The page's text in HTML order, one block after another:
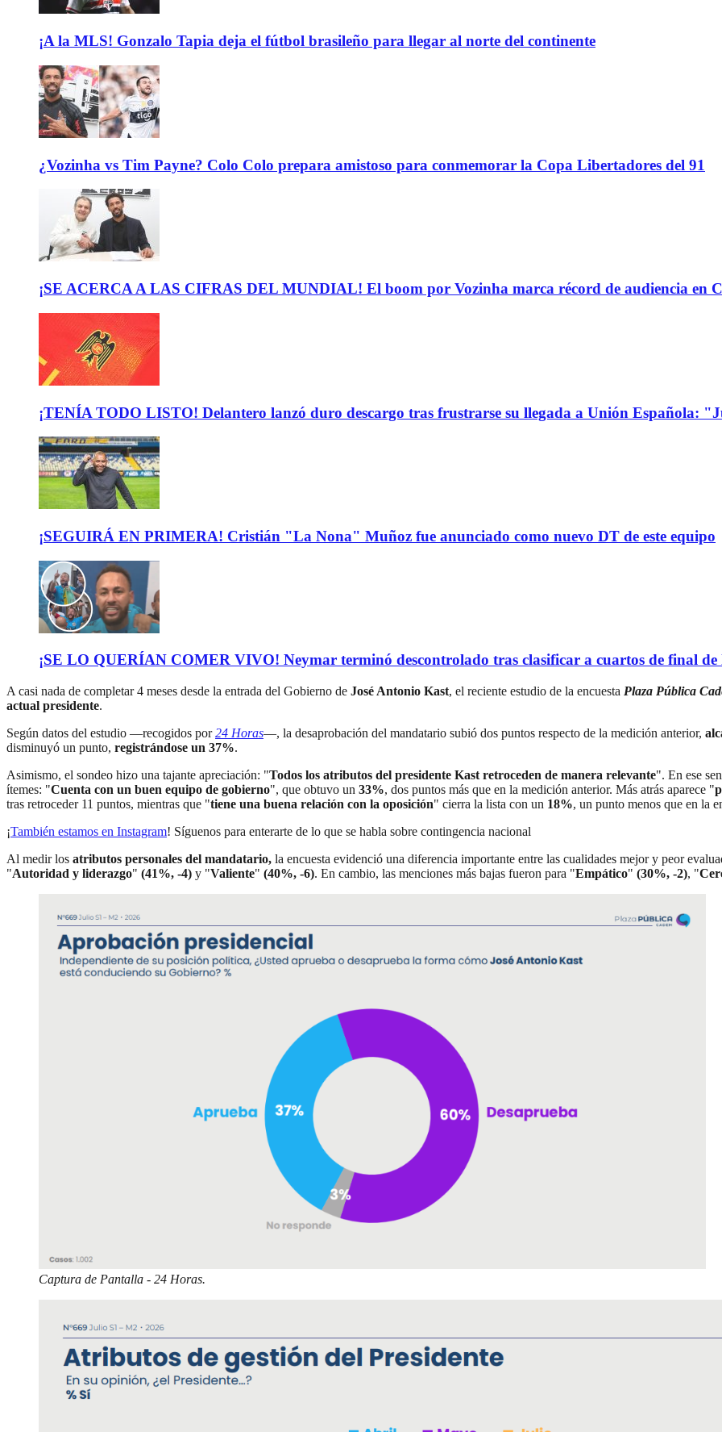
¡A la MLS! Gonzalo Tapia deja el fútbol brasileño para llegar al norte del continente
¿Vozinha vs Tim Payne? Colo Colo prepara amistoso para conmemorar la Copa Libertadores del 91
¡SE ACERCA A LAS CIFRAS DEL MUNDIAL! El boom por Vozinha marca récord de audiencia en
¡TENÍA TODO LISTO! Delantero lanzó duro descargo tras frustrarse su llegada a Unión Española:
¡SEGUIRÁ EN PRIMERA! Cristián "La Nona" Muñoz fue anunciado como nuevo DT de este equipo
¡SE LO QUERÍAN COMER VIVO! Neymar terminó descontrolado tras clasificar a cuartos de final de
A casi nada de completar 4 meses desde la entrada del Gobierno de José Antonio Kast, el reciente estudio de la encuesta Plaza Pública
actual presidente.
Según datos del estudio —recogidos por24 Horas—, la desaprobación del mandatario subió dos puntos respecto de la medición anterior,
disminuyó un punto, registrándose un 37%.
Asimismo, el sondeo hizo una tajante apreciación: "Todos los atributos del presidente Kast retroceden de manera relevante". En ese
ítemes: "Cuenta con un buen equipo de gobierno", que obtuvo un 33%, dos puntos más que en la medición anterior. Más atrás aparece "
tras retroceder 11 puntos, mientras que "tiene una buena relación con la oposición" cierra la lista con un 18%, un punto menos que en la
¡También estamos en Instagram! Síguenos para enterarte de lo que se habla sobre contingencia nacional
Al medir los atributos personales del mandatario, la encuesta evidenció una diferencia importante entre las cualidades mejor y peor
"Autoridad y liderazgo" (41%, -4) y "Valiente" (40%, -6). En cambio, las menciones más bajas fueron para "Empático" (30%, -2), "
Captura de Pantalla - 24 Horas.